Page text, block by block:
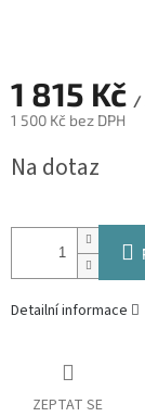
1 815 Kč /
1 500 Kč bez DPH
cena:
Na dotaz
Detailní informace
ZEPTAT SE